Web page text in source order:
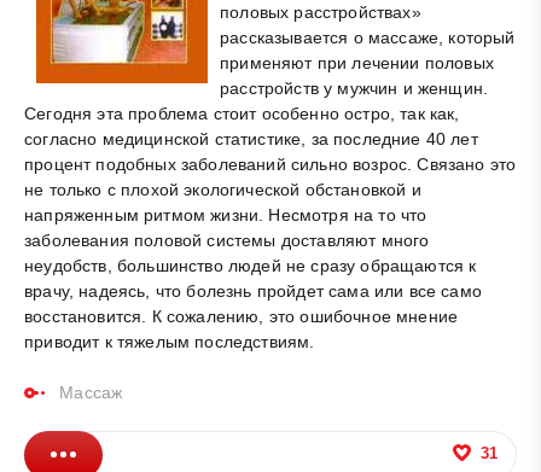
половых расстройствах»
рассказывается о массаже, который
применяют при лечении половых
расстройств у мужчин и женщин.
Сегодня эта проблема стоит особенно остро, так как,
согласно медицинской статистике, за последние 40 лет
процент подобных заболеваний сильно возрос. Связано это
не только с плохой экологической обстановкой и
напряженным ритмом жизни. Несмотря на то что
заболевания половой системы доставляют много
неудобств, большинство людей не сразу обращаются к
врачу, надеясь, что болезнь пройдет сама или все само
восстановится. К сожалению, это ошибочное мнение
приводит к тяжелым последствиям.
Массаж
31